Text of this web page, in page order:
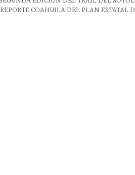
REPORTE COAHUILA DEL PLAN ESTATAL